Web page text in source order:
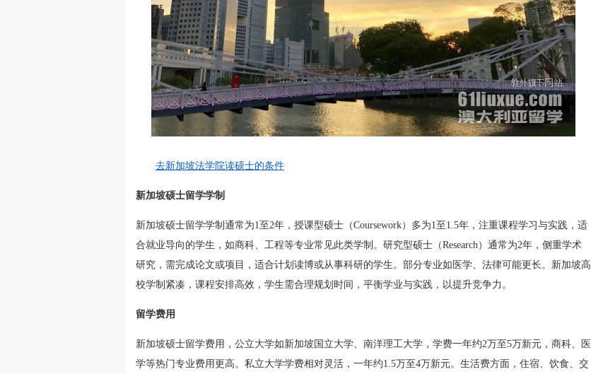
去新加坡法学院读硕士的条件
新加坡硕士留学学制
新加坡硕士留学学制通常为1至2年，授课型硕士（Coursework）多为1至1.5年，注重课程学习与实践，适
合就业导向的学生，如商科、工程等专业常见此类学制。研究型硕士（Research）通常为2年，侧重学术
研究，需完成论文或项目，适合计划读博或从事科研的学生。部分专业如医学、法律可能更长。新加坡高
校学制紧凑，课程安排高效，学生需合理规划时间，平衡学业与实践，以提升竞争力。
留学费用
新加坡硕士留学费用，公立大学如新加坡国立大学、南洋理工大学，学费一年约2万至5万新元，商科、医
学等热门专业费用更高。私立大学学费相对灵活，一年约1.5万至4万新元。生活费方面，住宿、饮食、交